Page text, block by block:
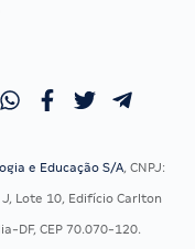
OAB
e Educação S/A, CNPJ:
Lote 10, Edifício Carlton
DF, CEP 70.070-120.